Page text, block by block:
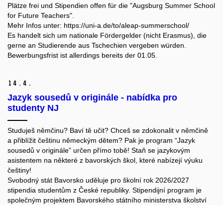
Plätze frei und Stipendien offen für die "Augsburg Summer School
for Future Teachers".
Mehr Infos unter: https://uni-a.de/to/aleap-summerschool/
Es handelt sich um nationale Fördergelder (nicht Erasmus), die
gerne an Studierende aus Tschechien vergeben würden.
Bewerbungsfrist ist allerdings bereits der 01.05.
14. 4.
Jazyk sousedů v originále - nabídka pro
studenty NJ
Studuješ němčinu? Baví tě učit? Chceš se zdokonalit v němčině
a přiblížit češtinu německým dětem? Pak je program “Jazyk
sousedů v originále” určen přímo tobě! Staň se jazykovým
asistentem na některé z bavorských škol, které nabízejí výuku
češtiny!
Svobodný stát Bavorsko uděluje pro školní rok 2026/2027
stipendia studentům z České republiky. Stipendijní program je
společným projektem Bavorského státního ministerstva školství